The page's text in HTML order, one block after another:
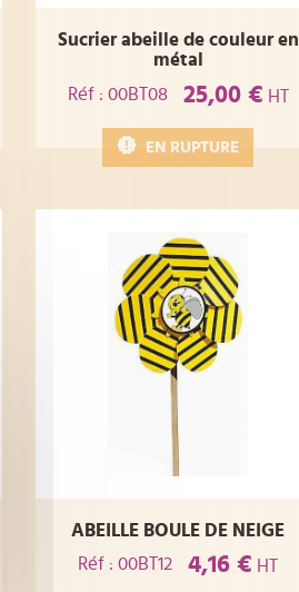
Sucrier abeille de couleur en
métal
Réf : 00BT08
25,00 € HT
EN RUPTURE
ABEILLE BOULE DE NEIGE
Réf : 00BT12
4,16 € HT